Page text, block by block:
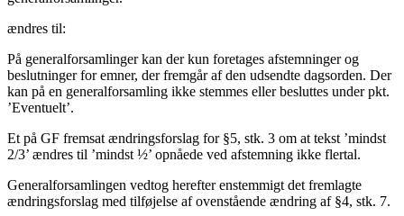
ændres til:
På generalforsamlinger kan der kun foretages afstemninger og
beslutninger for emner, der fremgår af den udsendte dagsorden. Der
kan på en generalforsamling ikke stemmes eller besluttes under pkt.
’Eventuelt’.
Et på GF fremsat ændringsforslag for §5, stk. 3 om at tekst ’mindst
2/3’ ændres til ’mindst ½’ opnåede ved afstemning ikke flertal.
Generalforsamlingen vedtog herefter enstemmigt det fremlagte
ændringsforslag med tilføjelse af ovenstående ændring af §4, stk. 7.